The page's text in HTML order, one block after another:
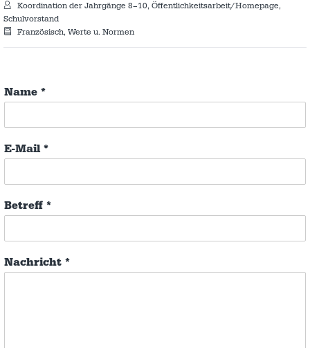
Koordination der Jahrgänge 8–10, Öffentlichkeitsarbeit/Homepage,
Schulvorstand
Französisch, Werte u. Normen
Name *
E-Mail *
Betreff *
Nachricht *